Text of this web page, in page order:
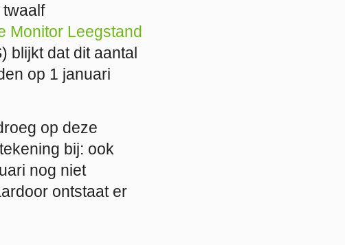
Monitor Leegstand
blijkt dat dit aantal
op 1 januari
op deze
bij: ook
nog niet
ontstaat er